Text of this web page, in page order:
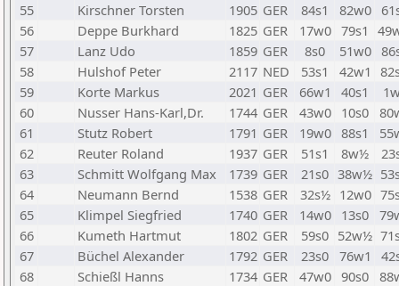
55
Kirschner Torsten 1905 GER 84s1 82w0
56
Deppe Burkhard 1825 GER 17w0 79s1
57
Lanz Udo 1859 GER 8s0 51w0
58
Hulshof Peter 2117 NED 53s1 42w1
59
Korte Markus 2021 GER 66w1 40s1
60
Nusser Hans-Karl,Dr. 1744 GER 43w0 10s0
61
Stutz Robert 1791 GER 19w0 88s1
62
Reuter Roland 1937 GER 51s1 8w½
63
Schmitt Wolfgang Max 1739 GER 21s0 38w½
64
Neumann Bernd 1538 GER 32s½ 12w0
65
Klimpel Siegfried 1740 GER 14w0 13s0
66
Kumeth Hartmut 1802 GER 59s0 52w½
67
Büchel Alexander 1792 GER 23s0 76w1
68
Schießl Hanns 1734 GER 47w0 90s0